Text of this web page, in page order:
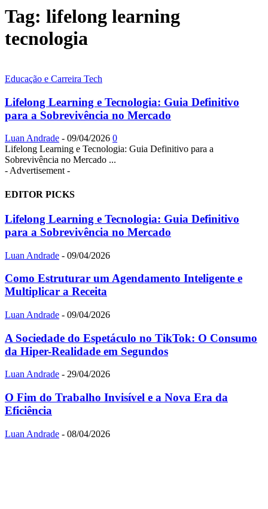
Tag: lifelong learning
tecnologia
Educação e Carreira Tech
Lifelong Learning e Tecnologia: Guia Definitivo
para a Sobrevivência no Mercado
Luan Andrade - 09/04/2026 0
Lifelong Learning e Tecnologia: Guia Definitivo para a
Sobrevivência no Mercado ...
- Advertisement -
EDITOR PICKS
Lifelong Learning e Tecnologia: Guia Definitivo
para a Sobrevivência no Mercado
Luan Andrade - 09/04/2026
Como Estruturar um Agendamento Inteligente e
Multiplicar a Receita
Luan Andrade - 09/04/2026
A Sociedade do Espetáculo no TikTok: O Consumo
da Hiper-Realidade em Segundos
Luan Andrade - 29/04/2026
O Fim do Trabalho Invisível e a Nova Era da
Eficiência
Luan Andrade - 08/04/2026